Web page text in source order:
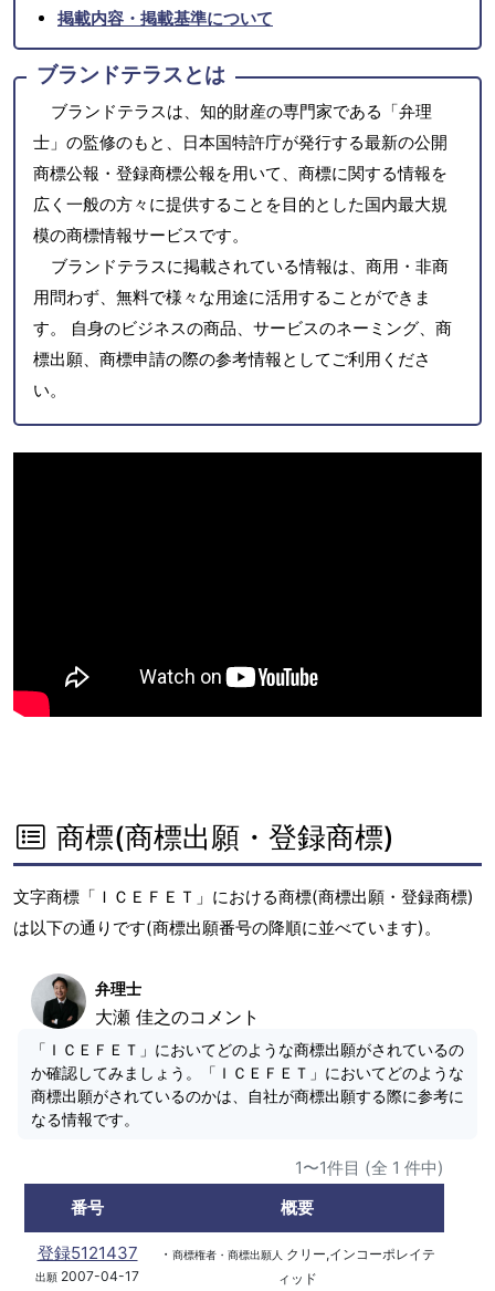
掲載内容・掲載基準について
ブランドテラスとは
ブランドテラスは、知的財産の専門家である「弁理
士」の監修のもと、日本国特許庁が発行する最新の公開
商標公報・登録商標公報を用いて、商標に関する情報を
広く一般の方々に提供することを目的とした国内最大規
模の商標情報サービスです。
ブランドテラスに掲載されている情報は、商用・非商
用問わず、無料で様々な用途に活用することができま
す。 自身のビジネスの商品、サービスのネーミング、商
標出願、商標申請の際の参考情報としてご利用くださ
い。
商標(商標出願・登録商標)
文字商標「ＩＣＥＦＥＴ」における商標(商標出願・登録商標)
は以下の通りです(商標出願番号の降順に並べています)。
弁理士
大瀬 佳之のコメント
「ＩＣＥＦＥＴ」においてどのような商標出願がされているの
か確認してみましょう。「ＩＣＥＦＥＴ」においてどのような
商標出願がされているのかは、自社が商標出願する際に参考に
なる情報です。
1〜1件目 (全 1 件中)
番号
概要
登録5121437
出願 2007-04-17
・ 商標権者・商標出願人
クリー,インコーポレイテ
ィッド